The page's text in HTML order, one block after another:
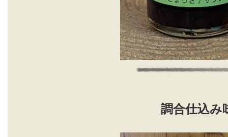
調合仕込み